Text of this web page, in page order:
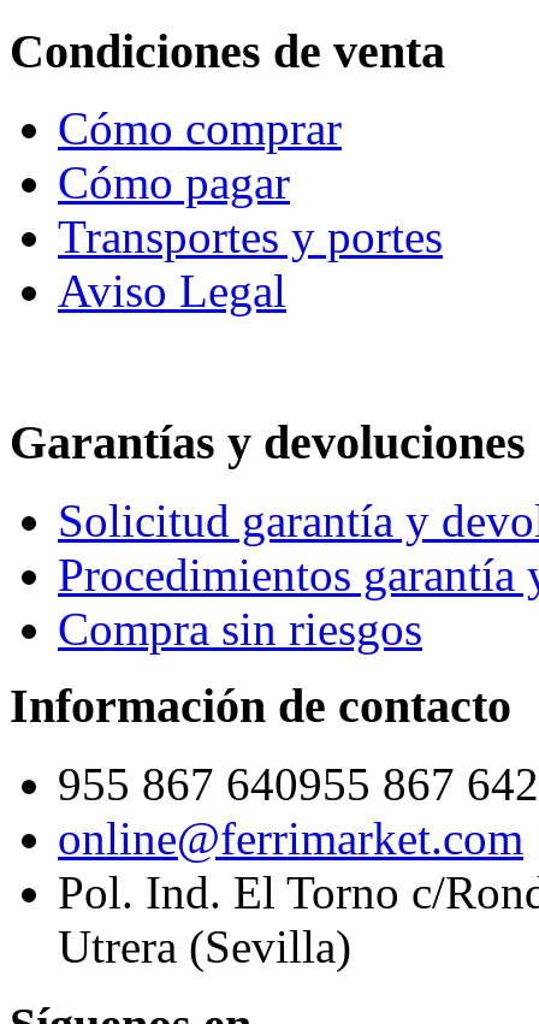
Condiciones de venta
Cómo comprar
Cómo pagar
Transportes y portes
Aviso Legal
Garantías y devoluciones
Solicitud garantía y
Procedimientos garantía
Compra sin riesgos
Información de contacto
955 867 640955 867 642
online@ferrimarket.com
Pol. Ind. El Torno c/
Utrera (Sevilla)